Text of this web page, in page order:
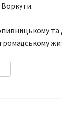
Воркути.
та